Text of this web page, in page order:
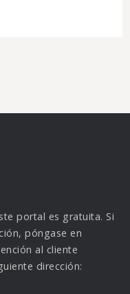
portal es gratuita. Si
póngase en
al cliente
dirección: